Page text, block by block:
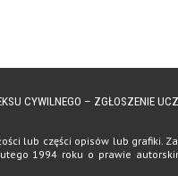
CYWILNEGO – ZGŁOSZENIE
lub części opisów lub grafiki.
1994 roku o prawie